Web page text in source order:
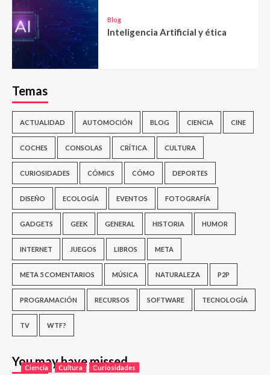
Blog
Inteligencia Artificial y ética
Temas
ACTUALIDAD AUTOMOCIÓN BLOG CIENCIA CINE
COCHES CONSOLAS CRÍTICA CULTURA
CURIOSIDADES CÓMICS CÓMO DEPORTES
DISEÑO ECOLOGÍA EVENTOS FOTOGRAFÍA
GADGETS GEEK GENERAL HISTORIA HUMOR
INTERNET JUEGOS LIBROS META
META 5 COMENTARIOS MÚSICA NATURALEZA P2P
PROGRAMACIÓN RECURSOS SOFTWARE TECNOLOGÍA
TV WTF?
You may have missed
Ciencia Cultura Curiosidades